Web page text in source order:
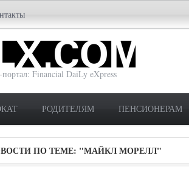
Financial DaiLy eXpress
РОДИТЕЛЯМ ПЕНСИОНЕРАМ
ПО ТЕМЕ: "МАЙКЛ МОРЕЛЛ"